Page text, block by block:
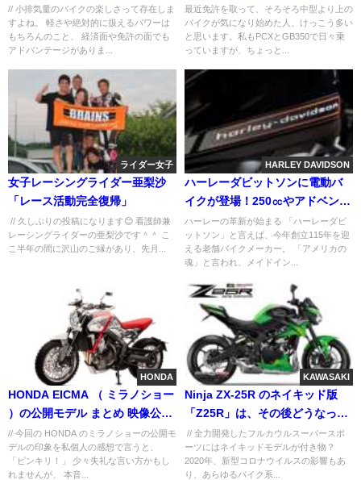
る。
// 小排気量のバイクの楽しさって存在しま
すよね。 軽さや絶対的に扱えるパワーは
もちろんのこと、 経済面や免許の面でも
アドバンテージがありま...
最近免許を取って、そろそろ中型より上の
バイクが気になり始めた人、けっこう多い
と思います。私もPCXとGB350で日々乗
っていますが、ちょっと...
ライダー女子
女子レーシングライダー亜梨沙
「レース活動完全復帰」
// 久しぶりの投稿になります😊 看護師兼
レーシングライダーの亜梨沙です＾＾ こ
こ半年の間に沢山のご縁があり、先月...
HARLEY DAVIDSON
ハーレーダビットソンに電動バ
イクが登場！250㏄やアドベンチ
ャーも？
ハーレーの革新が始まる 「ハーレーダビ
ットソン」と言えば、今年創立115年を迎
える老舗バイクメーカー。 「アメリカの
魂」と言われ、メイドイン...
HONDA
HONDA EICMA （ ミラノショー
）の公開モデル まとめ 映像公
開！
// 今回の HONDA のミラノショーの公開モ
デルの印象を私個人の感想で言うと、
「ピンキリ！」 少々失礼な言い方かもし
れませんが、 本音...
KAWASAKI
Ninja ZX-25R のネイキッド版
「Z25R」は、その後どうなった
か
// 全力開発したフルカウルスーパースポ
ーツにはネイキッドモデルが付き物？
2020年、新型コロナウイルスの影響もあ
り、あらゆるバイク系...